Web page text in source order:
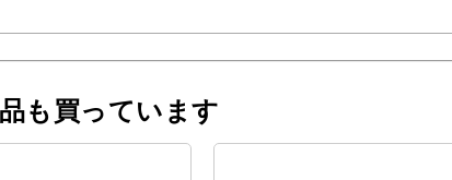
も買っています